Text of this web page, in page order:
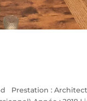
Prestation :